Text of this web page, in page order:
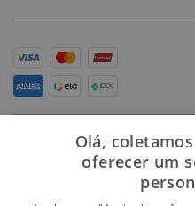
Olá,
oferecer um